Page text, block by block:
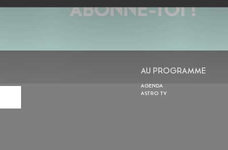
ABONNE-TOI !
AU PROGRAMME
AGENDA
ASTRO TV